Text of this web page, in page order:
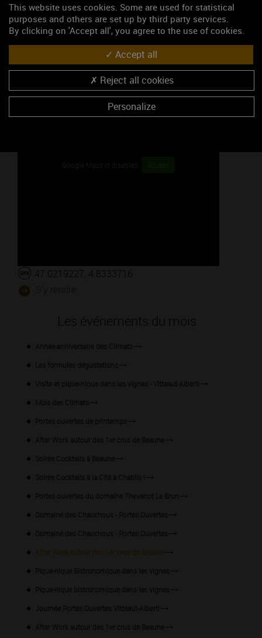
Autres dates :
- Le 05 juin 2025 de 18h00 à 20h00
- Le 19 juin 2025 de 18h00 à 20h00
Google Maps is disabled. Accept
47.0219227, 4.8333716
Les événements du mois
After Work autour des 1er crus de Beaune
This website uses cookies. Some are used for statistical
purposes and others are set up by third party services.
By clicking on 'Accept all', you agree to the use of cookies.
Accept all
Reject all cookies
Personalize